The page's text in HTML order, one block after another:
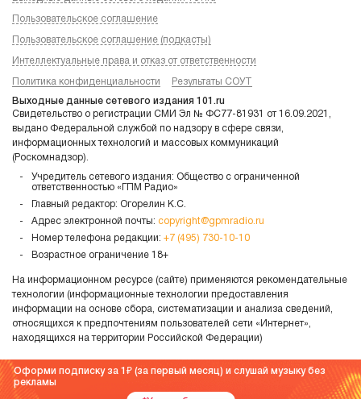
Пользовательское соглашение
Пользовательское соглашение (подкасты)
Интеллектуальные права и отказ от ответственности
Политика конфиденциальности Результаты СОУТ
Выходные данные сетевого издания 101.ru
Свидетельство о регистрации СМИ Эл № ФС77-81931 от 16.09.2021,
выдано Федеральной службой по надзору в сфере связи,
информационных технологий и массовых коммуникаций
(Роскомнадзор).
Учредитель сетевого издания: Общество с ограниченной
ответственностью «ГПМ Радио»
Главный редактор: Огорелин К.С.
Адрес электронной почты: copyright@gpmradio.ru
Номер телефона редакции: +7 (495) 730-10-10
Возрастное ограничение 18+
На информационном ресурсе (сайте) применяются рекомендательные
технологии (информационные технологии предоставления
информации на основе сбора, систематизации и анализа сведений,
относящихся к предпочтениям пользователей сети «Интернет»,
находящихся на территории Российской Федерации)
Оформи подписку за 1
(за первый месяц) и слушай музыку без
рекламы